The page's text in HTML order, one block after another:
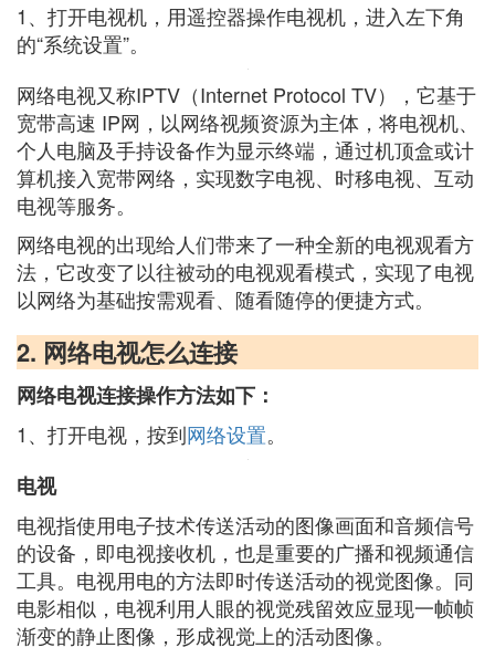
1、打开电视机，用遥控器操作电视机，进入左下角
的“系统设置”。
网络电视又称IPTV（Internet Protocol TV），它基于
宽带高速 IP网，以网络视频资源为主体，将电视机、
个人电脑及手持设备作为显示终端，通过机顶盒或计
算机接入宽带网络，实现数字电视、时移电视、互动
电视等服务。
网络电视的出现给人们带来了一种全新的电视观看方
法，它改变了以往被动的电视观看模式，实现了电视
以网络为基础按需观看、随看随停的便捷方式。
2. 网络电视怎么连接
网络电视连接操作方法如下：
1、打开电视，按到网络设置。
电视
电视指使用电子技术传送活动的图像画面和音频信号
的设备，即电视接收机，也是重要的广播和视频通信
工具。电视用电的方法即时传送活动的视觉图像。同
电影相似，电视利用人眼的视觉残留效应显现一帧帧
渐变的静止图像，形成视觉上的活动图像。